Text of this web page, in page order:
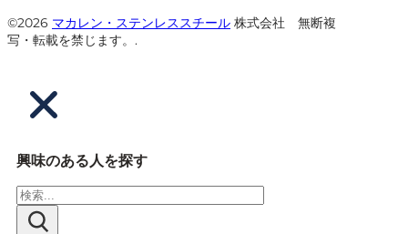
©2026 マカレン・ステンレススチール 株式会社 無断複
写・転載を禁じます。.
興味のある人を探す
検
索